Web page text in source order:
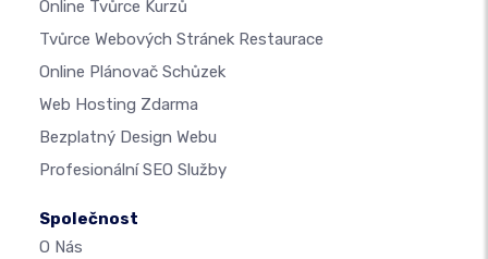
Online Tvůrce Kurzů
Tvůrce Webových Stránek Restaurace
Online Plánovač Schůzek
Web Hosting Zdarma
Bezplatný Design Webu
Profesionální SEO Služby
Společnost
O Nás